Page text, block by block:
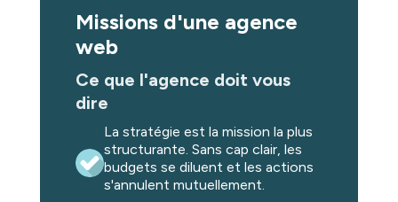
Missions d'une agence
web
Ce que l'agence doit vous
dire
La stratégie est la mission la plus
structurante. Sans cap clair, les
budgets se diluent et les actions
s'annulent mutuellement.